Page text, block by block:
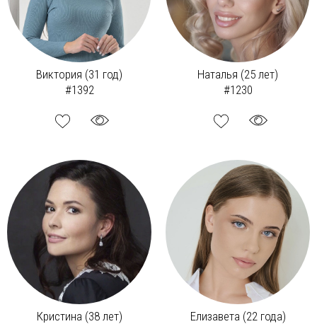
Виктория (31 год)
#1392
Наталья (25 лет)
#1230
Кристина (38 лет)
Елизавета (22 года)